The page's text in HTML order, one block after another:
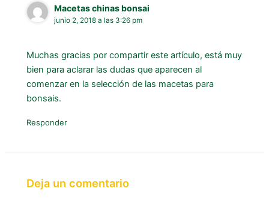
Macetas chinas bonsai
junio 2, 2018 a las 3:26 pm
Muchas gracias por compartir este artículo, está muy
bien para aclarar las dudas que aparecen al
comenzar en la selección de las macetas para
bonsais.
Responder
Deja un comentario